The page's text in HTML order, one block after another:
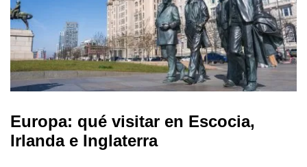
Europa: qué visitar en Escocia,
Irlanda e Inglaterra